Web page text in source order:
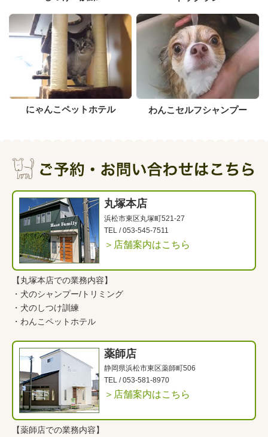
にゃんこペットホテル わんこセルフシャンプー
丸塚本店
浜松市東区丸塚町521-27
TEL /053-545-7511
＞店舗案内はこちら
【丸塚本店での業務内容】
・ 犬のシャンプー/トリミング
・ 犬のしつけ訓練
・ わんこペットホテル
薬師店
静岡県浜松市東区薬師町506
TEL /053-581-8970
＞店舗案内はこちら
【薬師店での業務内容】